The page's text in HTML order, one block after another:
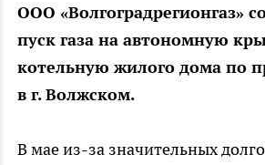
ООО «Волгоградрегионгаз»
пуск газа на автономную
котельную жилого дома по
в г. Волжском.
В мае из-за значительных